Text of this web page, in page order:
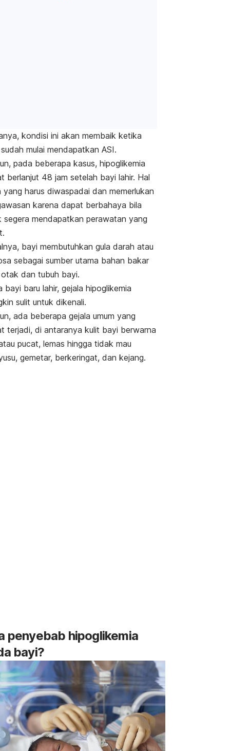
kondisi ini akan membaik ketika
mulai mendapatkan ASI.
pada beberapa kasus, hipoglikemia
berlanjut 48 jam setelah bayi lahir. Hal
yang harus diwaspadai dan memerlukan
karena dapat berbahaya bila
segera mendapatkan perawatan yang
bayi membutuhkan gula darah atau
sebagai sumber utama bahan bakar
dan tubuh bayi.
bayi baru lahir, gejala hipoglikemia
sulit untuk dikenali.
ada beberapa gejala umum yang
terjadi, di antaranya kulit bayi berwarna
pucat, lemas hingga tidak mau
gemetar, berkeringat, dan kejang.
penyebab hipoglikemia
bayi?